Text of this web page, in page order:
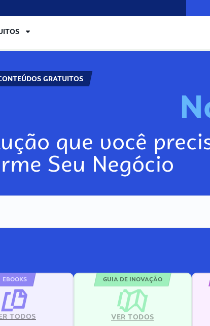
GRATUITOS
que você
Seu Negócio
EBOOKS
TODOS
GUIA DE INOVAÇÃO
VER TODOS